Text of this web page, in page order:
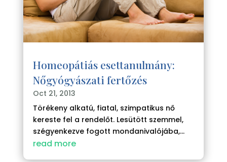
Homeopátiás esettanulmány:
Nőgyógyászati fertőzés
Oct 21, 2013
Törékeny alkatú, fiatal, szimpatikus nő
kereste fel a rendelőt. Lesütött szemmel,
szégyenkezve fogott mondanivalójába,...
read more